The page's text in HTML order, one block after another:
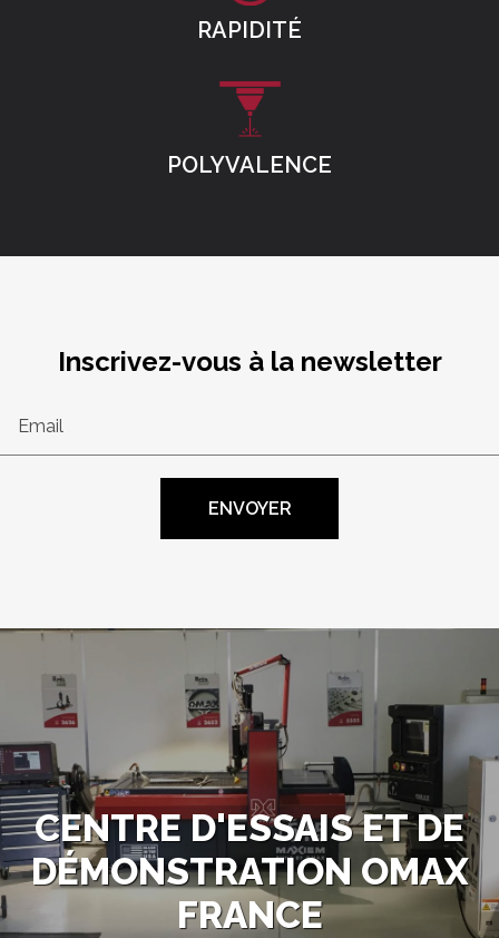
RAPIDITÉ
POLYVALENCE
Inscrivez-vous à la newsletter
Email
CENTRE D'ESSAIS ET DE
DÉMONSTRATION OMAX
FRANCE